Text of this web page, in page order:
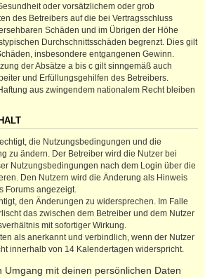
oder vorsätzlichem oder grob
des Betreibers auf die bei Vertragsschluss
Schäden und im Übrigen der Höhe
Durchschnittsschäden begrenzt. Dies gilt
insbesondere entgangenen Gewinn.
der Absätze a bis c gilt sinngemäß auch
und Erfüllungsgehilfen des Betreibers.
aus zwingendem nationalem Recht bleiben
die Nutzungsbedingungen und die
zu ändern. Der Betreiber wird die Nutzer bei
Nutzungsbedingungen nach dem Login über die
Den Nutzern wird die Änderung als Hinweis
Forums angezeigt.
den Änderungen zu widersprechen. Im Falle
das zwischen dem Betreiber und dem Nutzer
mit sofortiger Wirkung.
als anerkannt und verbindlich, wenn der Nutzer
innerhalb von 14 Kalendertagen widerspricht.
Umgang mit deinen persönlichen Daten